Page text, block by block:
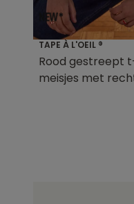
TAPE À L'OEIL ®
Rood gestreept
meisjes met